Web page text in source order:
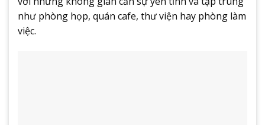
như phòng họp, quán cafe, thư viện hay phòng làm
việc.